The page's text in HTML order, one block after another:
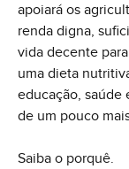
apoiará os
renda digna,
vida decente
uma dieta
educação, saúde
de um pouco
Saiba o porquê.